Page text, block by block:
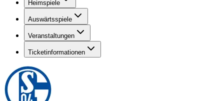
Heimspiele
Auswärtsspiele
Veranstaltungen
Ticketinformationen